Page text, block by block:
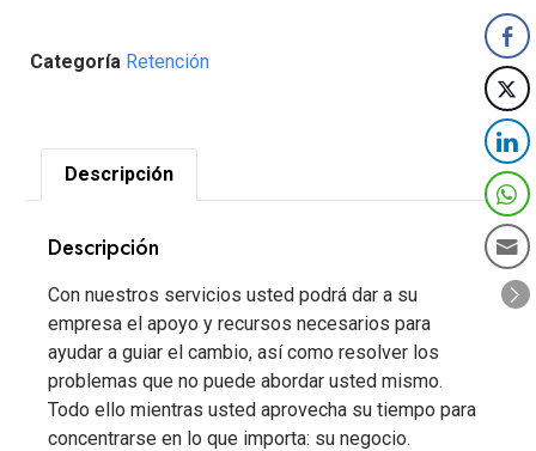
Categoría Retención
Descripción
Descripción
Con nuestros servicios usted podrá dar a su
empresa el apoyo y recursos necesarios para
ayudar a guiar el cambio, así como resolver los
problemas que no puede abordar usted mismo.
Todo ello mientras usted aprovecha su tiempo para
concentrarse en lo que importa: su negocio.